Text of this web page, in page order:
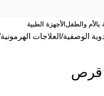
بالأم والطفل الأجهزة الطبية
الوصفية العلاجات الهرمونية